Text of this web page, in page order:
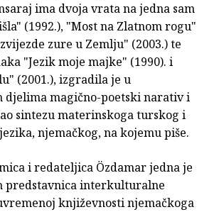
ima dvoja vrata na jedna sam
(1992.), "Most na Zlatnom rogu"
zure u Zemlju" (2003.) te
"Jezik moje majke" (1990). i
(2001.), izgradila je u
djelima magično-poetski narativ i
sintezu materinskoga turskog i
njemačkog, na kojemu piše.
i redateljica Özdamar jedna je
predstavnica interkulturalne
književnosti njemačkoga